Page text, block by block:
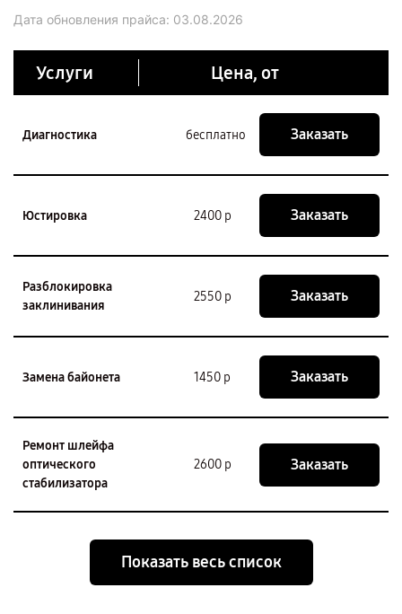
Дата обновления прайса: 03.08.2026
Услуги Цена, от
Диагностика бесплатно Заказать
Юстировка 2400 р Заказать
Разблокировка
заклинивания
2550 р Заказать
Замена байонета 1450 р Заказать
Ремонт шлейфа
оптического
стабилизатора
2600 р Заказать
Показать весь список